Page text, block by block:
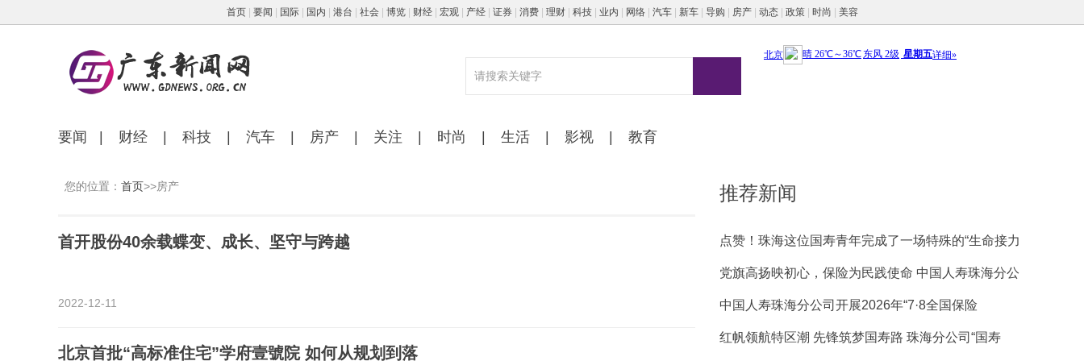
首页| 要闻 国际| 国内 港台 社会| 博览| 财经| 宏观| 产经| 证券| 消费| 理财| 科技| 业内 网络| 汽车| 新车| 导购 房产| 动态| 政策| 时尚 美容
要闻 财经 科技 汽车 房产 关注 时尚 生活 影视 教育
您的位置： 首页>>房产
首开股份40余载蝶变、成长、坚守与跨越
2022-12-11
北京首批“高标准住宅”学府壹號院 如何从规划到落
推荐新闻
点赞！珠海这位国寿青年完成了一场特殊的“生命接力
党旗高扬映初心，保险为民践使命 中国人寿珠海分公
中国人寿珠海分公司开展2026年“7·8全国保险
红帆领航特区潮 先锋筑梦国寿路 珠海分公司“国寿